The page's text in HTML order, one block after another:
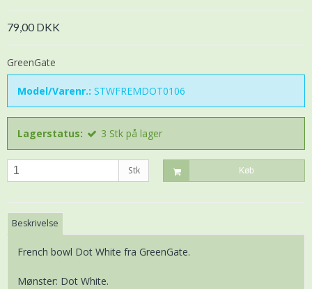
79,00 DKK
GreenGate
Model/Varenr.: STWFREMDOT0106
Lagerstatus: 3 Stk på lager
Stk Køb
Beskrivelse
French bowl Dot White fra GreenGate.
Mønster: Dot White.